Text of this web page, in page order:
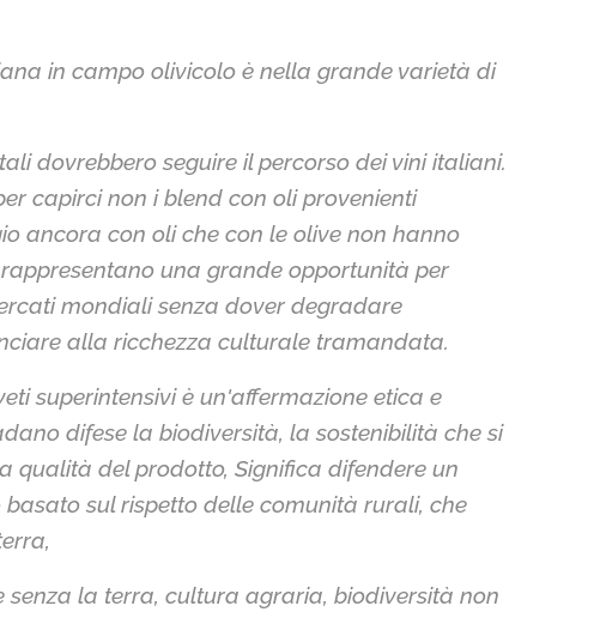
in campo olivicolo è nella grande varietà di
dovrebbero seguire il percorso dei vini italiani.
capirci non i blend con oli provenienti
ancora con oli che con le olive non hanno
una grande opportunità per
mondiali senza dover degradare
alla ricchezza culturale tramandata.
superintensivi è un'affermazione etica e
difese la biodiversità, la sostenibilità che si
qualità del prodotto, Significa difendere un
sul rispetto delle comunità rurali, che
senza la terra, cultura agraria, biodiversità non